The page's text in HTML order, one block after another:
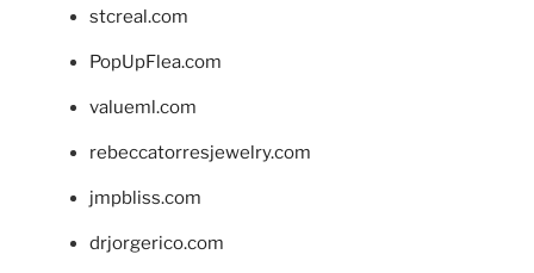
stcreal.com
PopUpFlea.com
valueml.com
rebeccatorresjewelry.com
jmpbliss.com
drjorgerico.com